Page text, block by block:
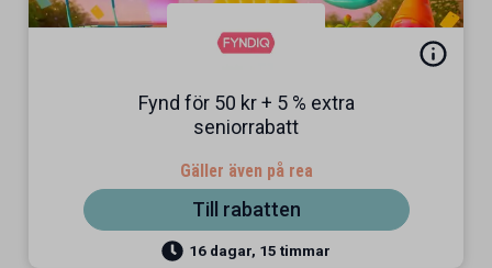
Fynd för 50 kr + 5 % extra
seniorrabatt
Gäller även på rea
Till rabatten
16 dagar, 15 timmar